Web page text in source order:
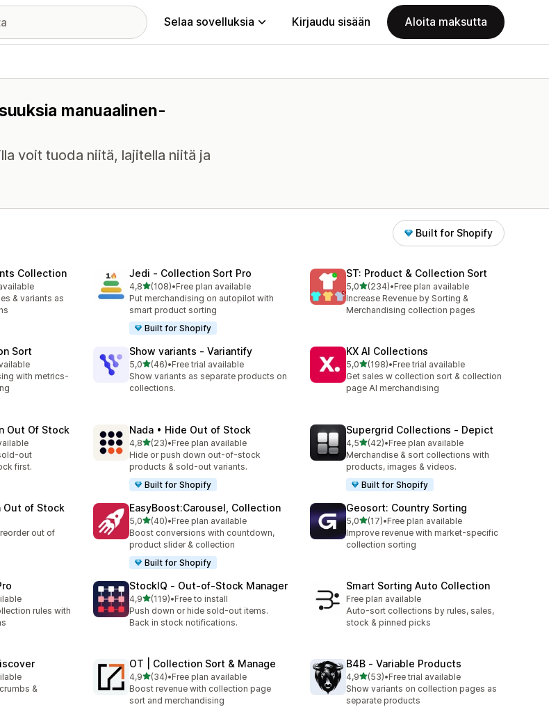
Selaa sovelluksia Kirjaudu sisään Aloita maksutta
manuaalinen-
voit tuoda niitä, lajitella niitä ja
Built for Shopify
Collection
& variants as
Jedi ‑ Collection Sort Pro
4,8/ 5 tähteä
(108)
108 arvostelua yhteensä
•Free plan available
Put merchandising on autopilot with
smart product sorting
Built for Shopify
ST: Product & Collection Sort
5,0/ 5 tähteä
(234)
234 arvostelua yhteensä
•Free plan available
Increase Revenue by Sorting &
Merchandising collection pages
Sort
with metrics-
Show variants ‑ Variantify
5,0/ 5 tähteä
(46)
46 arvostelua yhteensä
•Free trial available
Show variants as separate products on
collections.
KX AI Collections
5,0/ 5 tähteä
(198)
198 arvostelua yhteensä
•Free trial available
Get sales w collection sort & collection
page AI merchandising
Out Of Stock
out
first.
Nada • Hide Out of Stock
4,8/ 5 tähteä
(23)
23 arvostelua yhteensä
•Free plan available
Hide or push down out-of-stock
products & sold-out variants.
Built for Shopify
Supergrid Collections ‑ Depict
4,5/ 5 tähteä
(42)
42 arvostelua yhteensä
•Free plan available
Merchandise & sort collections with
products, images & videos.
Built for Shopify
Out of Stock
out of
EasyBoost:Carousel, Collection
5,0/ 5 tähteä
(40)
40 arvostelua yhteensä
•Free plan available
Boost conversions with countdown,
product slider & collection
Built for Shopify
Geosort: Country Sorting
5,0/ 5 tähteä
(17)
17 arvostelua yhteensä
•Free plan available
Improve revenue with market-specific
collection sorting
rules with
StockIQ ‑ Out‑of‑Stock Manager
4,9/ 5 tähteä
(119)
119 arvostelua yhteensä
•Free to install
Push down or hide sold-out items.
Back in stock notifications.
Smart Sorting Auto Collection
Free plan available
Auto-sort collections by rules, sales,
stock & pinned picks
&
OT | Collection Sort & Manage
4,9/ 5 tähteä
(34)
34 arvostelua yhteensä
•Free plan available
Boost revenue with collection page
sort and merchandising
B4B ‑ Variable Products
4,9/ 5 tähteä
(53)
53 arvostelua yhteensä
•Free trial available
Show variants on collection pages as
separate products